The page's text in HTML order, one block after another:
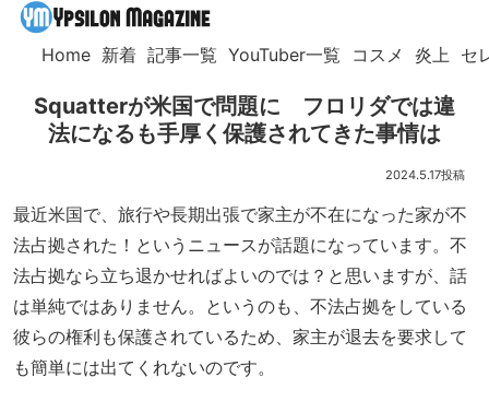
Home 新着 記事一覧 YouTuber一覧 コスメ 炎上 セ
Squatterが米国で問題に フロリダでは違
法になるも手厚く保護されてきた事情は
2024.5.17
最近米国で、旅行や長期出張で家主が不在になった家が不
法占拠された！というニュースが話題になっています。不
法占拠なら立ち退かせればよいのでは？と思いますが、話
は単純ではありません。というのも、不法占拠をしている
彼らの権利も保護されているため、家主が退去を要求して
も簡単には出てくれないのです。